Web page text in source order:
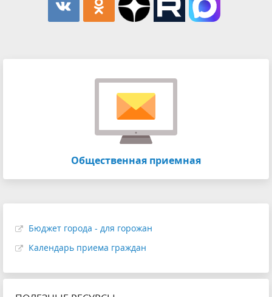
Общественная приемная
Бюджет города - для горожан
Календарь приема граждан